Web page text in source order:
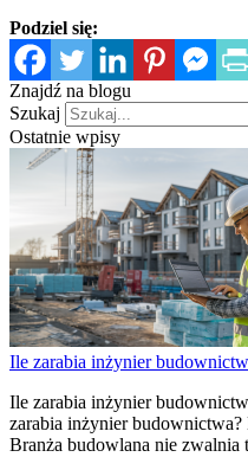
Podziel się:
Znajdź na blogu
Szukaj
Ostatnie wpisy
Ile zarabia inżynier
Ile zarabia inżynier
zarabia inżynier
Branża budowlana nie zwalnia